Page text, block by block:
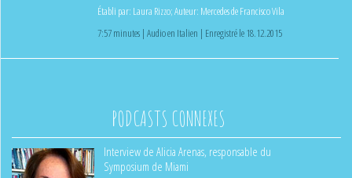
Établi par: Laura Rizzo;Auteur: Mercedes de Francisco Vila
7:57 minutes | Audio en Italien | Enregistré le 18.12.2015
PODCASTS CONNEXES
Interview de Alicia Arenas, responsable du
Symposium de Miami